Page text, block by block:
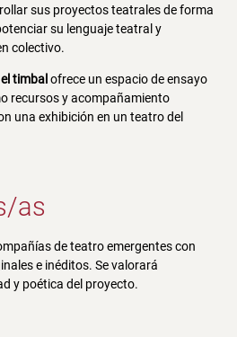
sus proyectos teatrales de forma
su lenguaje teatral y
colectivo.
timbal ofrece un espacio de ensayo
recursos y acompañamiento
una exhibición en un teatro del
as
de teatro emergentes con
e inéditos. Se valorará
y poética del proyecto.